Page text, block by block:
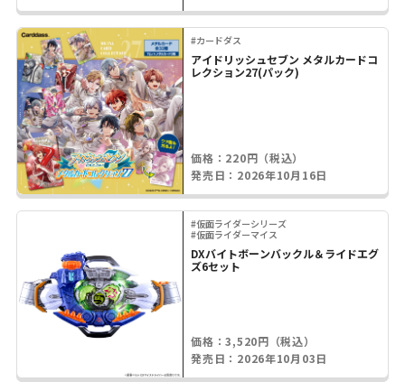
#カードダス
アイドリッシュセブン メタルカードコ
レクション27(パック)
価格：220円（税込）
発売日：2026年10月16日
#仮面ライダーシリーズ
#仮面ライダーマイス
DXバイトボーンバックル＆ライドエグ
ズ6セット
価格：3,520円（税込）
発売日：2026年10月03日